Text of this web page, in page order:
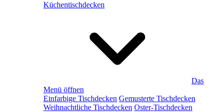
Küchentischdecken
Das
Menü öffnen
Einfarbige Tischdecken Gemusterte Tischdecken
Weihnachtliche Tischdecken Oster-Tischdecken